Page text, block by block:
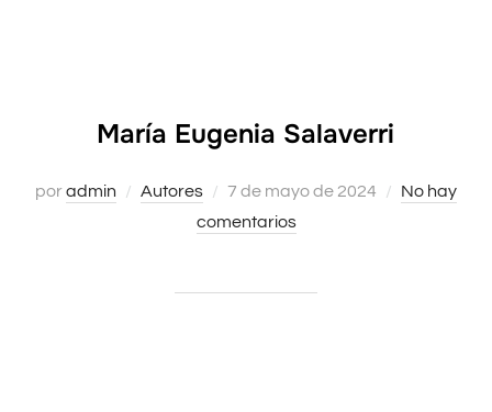
María Eugenia Salaverri
poradmin Autores
Publicado
el
7 de mayo de 2024
No hay
comentarios